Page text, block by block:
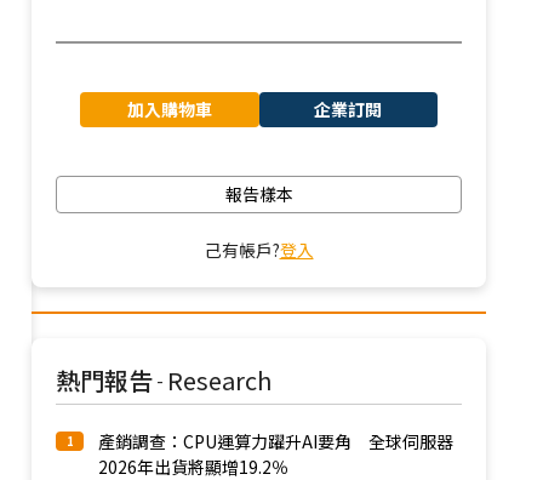
加入購物車 企業訂閱
報告樣本
己有帳戶?登入
熱門報告 - Research
1
產銷調查：CPU運算力躍升AI要角 全球伺服器
2026年出貨將顯增19.2％